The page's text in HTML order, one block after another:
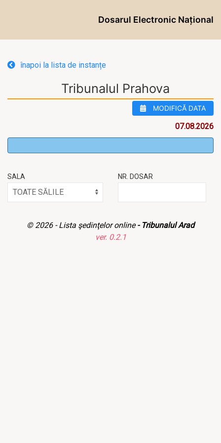
Dosarul Electronic Național
înapoi la lista de instanțe
Tribunalul Prahova
MODIFICĂ DATA
07.08.2026
SALA NR. DOSAR
© 2026 -Lista şedinţelor online - Tribunalul Arad
ver. 0.2.1